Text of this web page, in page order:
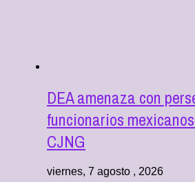
DEA amenaza con
funcionarios
CJNG
viernes, 7 agosto , 2026